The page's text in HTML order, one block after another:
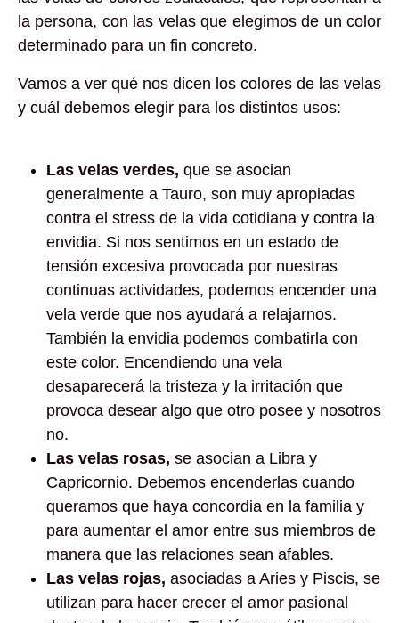
la persona, con las velas que elegimos de un color
determinado para un fin concreto.
Vamos a ver qué nos dicen los colores de las velas
y cuál debemos elegir para los distintos usos:
Las velas verdes, que se asocian
generalmente a Tauro, son muy apropiadas
contra el stress de la vida cotidiana y contra la
envidia. Si nos sentimos en un estado de
tensión excesiva provocada por nuestras
continuas actividades, podemos encender una
vela verde que nos ayudará a relajarnos.
También la envidia podemos combatirla con
este color. Encendiendo una vela
desaparecerá la tristeza y la irritación que
provoca desear algo que otro posee y nosotros
no.
Las velas rosas, se asocian a Libra y
Capricornio. Debemos encenderlas cuando
queramos que haya concordia en la familia y
para aumentar el amor entre sus miembros de
manera que las relaciones sean afables.
Las velas rojas, asociadas a Aries y Piscis, se
utilizan para hacer crecer el amor pasional